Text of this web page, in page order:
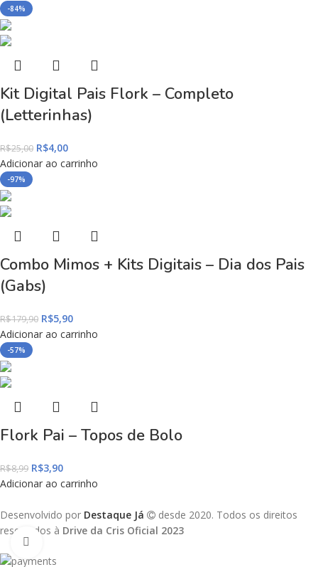
-84%
Kit Digital Pais Flork – Completo
(Letterinhas)
R$25,00 R$4,00
Adicionar ao carrinho
-97%
Combo Mimos + Kits Digitais – Dia dos Pais
(Gabs)
R$179,90 R$5,90
Adicionar ao carrinho
-57%
Flork Pai – Topos de Bolo
R$8,99 R$3,90
Adicionar ao carrinho
Desenvolvido por Destaque Já
desde 2020. Todos os direitos
reservados à Drive da Cris Oficial 2023